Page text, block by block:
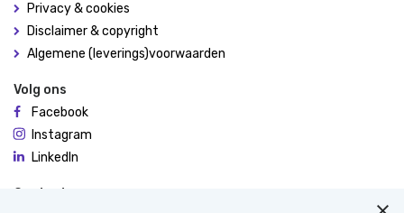
Privacy & cookies
Disclaimer & copyright
Algemene (leverings)voorwaarden
Volg ons
Facebook
Instagram
LinkedIn
Contact